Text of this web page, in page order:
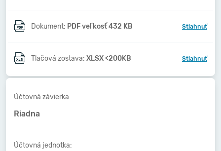
Dokument: PDF veľkosť 432 KB Stiahnuť
Tlačová zostava: XLSX <200KB Stiahnuť
Účtovná závierka
Riadna
Účtovná jednotka: